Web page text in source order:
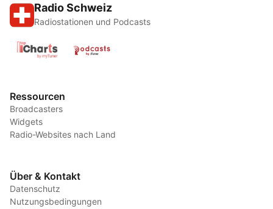
Radio Schweiz
Radiostationen und Podcasts
Ressourcen
Broadcasters
Widgets
Radio-Websites nach Land
Über & Kontakt
Datenschutz
Nutzungsbedingungen